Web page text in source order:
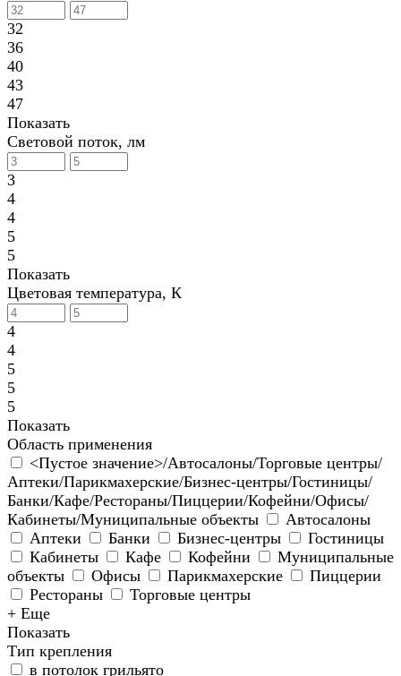
32
36
40
43
47
Показать
Световой поток, лм
3
4
4
5
5
Показать
Цветовая температура, К
4
4
5
5
5
Показать
Область применения
<Пустое значение>/Автосалоны/Торговые центры/
Аптеки/Парикмахерские/Бизнес-центры/Гостиницы/
Банки/Кафе/Рестораны/Пиццерии/Кофейни/Офисы/
Кабинеты/Муниципальные объекты
Автосалоны
Аптеки
Банки Бизнес-центры
Гостиницы
Кабинеты
Кафе Кофейни
Муниципальные
объекты
Офисы Парикмахерские
Пиццерии
Рестораны
Торговые центры
+ Еще
Показать
Тип крепления
в потолок грильято